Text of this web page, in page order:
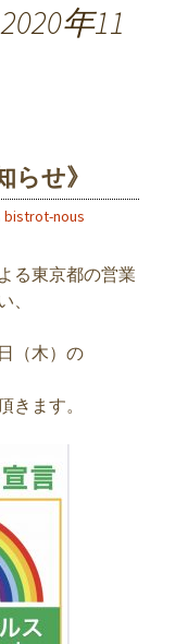
年11
らせ》
bistrot-nous
る東京都の営業
、
（木）の
きます。